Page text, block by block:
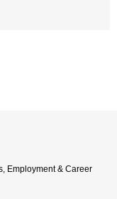
Employment & Career